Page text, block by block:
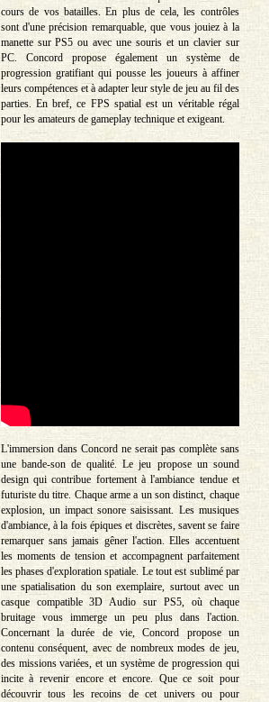
cours de vos batailles. En plus de cela, les contrôles
sont d'une précision remarquable, que vous jouiez à la
manette sur PS5 ou avec une souris et un clavier sur
PC. Concord propose également un système de
progression gratifiant qui pousse les joueurs à affiner
leurs compétences et à adapter leur style de jeu au fil des
parties. En bref, ce FPS spatial est un véritable régal
pour les amateurs de gameplay technique et exigeant.
L'immersion dans Concord ne serait pas complète sans
une bande-son de qualité. Le jeu propose un sound
design qui contribue fortement à l'ambiance tendue et
futuriste du titre. Chaque arme a un son distinct, chaque
explosion, un impact sonore saisissant. Les musiques
d'ambiance, à la fois épiques et discrètes, savent se faire
remarquer sans jamais gêner l'action. Elles accentuent
les moments de tension et accompagnent parfaitement
les phases d'exploration spatiale. Le tout est sublimé par
une spatialisation du son exemplaire, surtout avec un
casque compatible 3D Audio sur PS5, où chaque
bruitage vous immerge un peu plus dans l'action.
Concernant la durée de vie, Concord propose un
contenu conséquent, avec de nombreux modes de jeu,
des missions variées, et un système de progression qui
incite à revenir encore et encore. Que ce soit pour
découvrir tous les recoins de cet univers ou pour